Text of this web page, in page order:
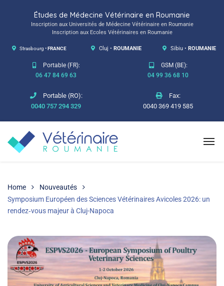
Études de Médecine Vétérinaire en Roumanie
Inscription aux Universités de Médecine Vétérinaire en Roumanie
Inscription aux Ecoles Vétérinaires en Roumanie
Strasbourg •FRANCE Cluj •ROUMANIE Sibiu •ROUMANIE
Portable (FR):
06 47 84 69 63
GSM (BE):
04 99 36 68 10
Portable (RO):
0040 757 294 329
Fax:
0040 369 419 585
Home
Nouveautés
Symposium Européen des Sciences Vétérinaires Avicoles 2026: un
rendez‑vous majeur à Cluj-Napoca